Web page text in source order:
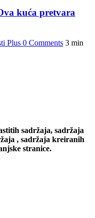
kuća pretvara
Plus 0 Comments 3 min
sadržaja, sadržaja
, sadržaja kreiranih
stranice.